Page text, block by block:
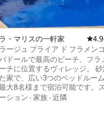
星中4.83つ星の平均評価
・マリスの一軒家 レビ
ージュ プライア ド フラメン
ール
ドールで最高のビーチ、フラ
チに位置するヴィレッジ。 砂
家で、広い3つのベッドルー
大8名様まで宿泊可能です。
、共用バスルーム2室、冷蔵庫
ション · 家族 · 近隣